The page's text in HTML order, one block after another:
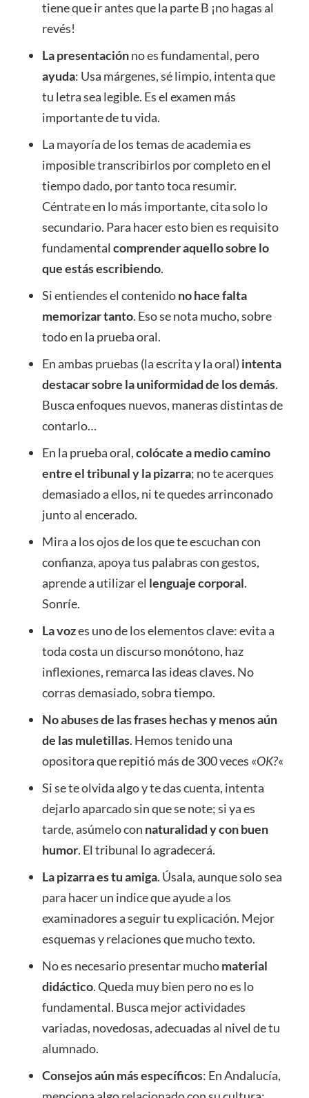
tiene que ir antes que la parte B ¡no hagas al
revés!
La presentaciónno es fundamental, pero
ayuda: Usa márgenes, sé limpio, intenta que
tu letra sea legible. Es el examen más
importante de tu vida.
La mayoría de los temas de academia es
imposible transcribirlos por completo en el
tiempo dado, por tanto toca resumir.
Céntrate en lo más importante, cita solo lo
secundario. Para hacer esto bien es requisito
fundamental comprender aquello sobre lo
que estás escribiendo.
Si entiendes el contenidono hace falta
memorizar tanto. Eso se nota mucho, sobre
todo en la prueba oral.
En ambas pruebas (la escrita y la oral) intenta
destacar sobre la uniformidad de los demás.
Busca enfoques nuevos, maneras distintas de
contarlo…
En la prueba oral,colócate a medio camino
entre el tribunal y la pizarra; no te acerques
demasiado a ellos, ni te quedes arrinconado
junto al encerado.
Mira a los ojos de los que te escuchan con
confianza, apoya tus palabras con gestos,
aprende a utilizar el lenguaje corporal.
Sonríe.
La vozes uno de los elementos clave: evita a
toda costa un discurso monótono, haz
inflexiones, remarca las ideas claves. No
corras demasiado, sobra tiempo.
No abuses de las frases hechas y menos aún
de las muletillas. Hemos tenido una
opositora que repitió más de 300 veces «OK?«
Si se te olvida algo y te das cuenta, intenta
dejarlo aparcado sin que se note; si ya es
tarde, asúmelo con naturalidad y con buen
humor. El tribunal lo agradecerá.
La pizarra es tu amiga. Úsala, aunque solo sea
para hacer un indice que ayude a los
examinadores a seguir tu explicación. Mejor
esquemas y relaciones que mucho texto.
No es necesario presentar muchomaterial
didáctico. Queda muy bien pero no es lo
fundamental. Busca mejor actividades
variadas, novedosas, adecuadas al nivel de tu
alumnado.
Consejos aún más específicos: En Andalucía,